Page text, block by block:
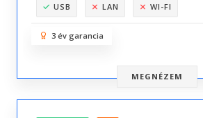
USB LAN WI-FI
3 év garancia
MEGNÉZEM